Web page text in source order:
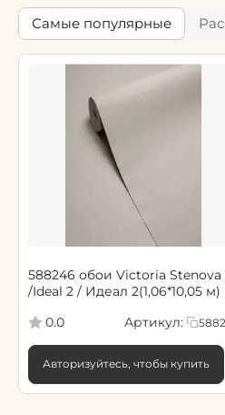
Самые популярные
588246 обои Victoria Stenova
/Ideal 2 / Идеал 2(1,06*10,05 м)
0.0
Артикул:
Авторизуйтесь, чтобы купить